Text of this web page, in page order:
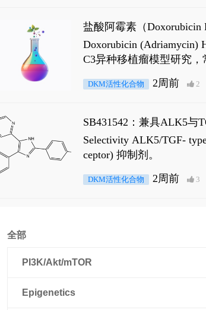
盐酸阿霉素（
Doxorubicin
C3异种移植瘤模型研究，
DKM活性化合物 2周前 2
SB431542：兼具ALK5与
Selectivity ALK5/TGF-
ceptor) 抑制剂。
DKM活性化合物 2周前 3
全部
PI3K/Akt/mTOR
Epigenetics